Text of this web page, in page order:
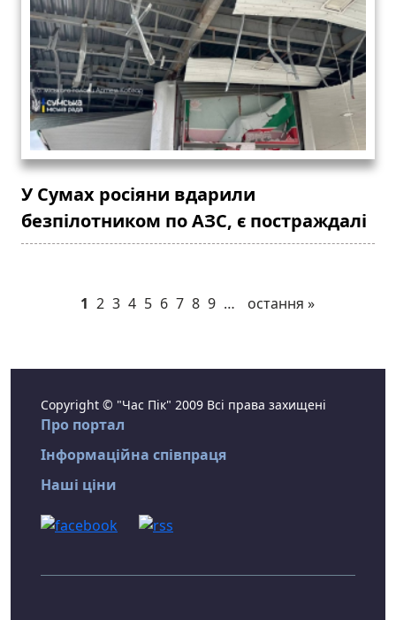
У Сумах росіяни вдарили
безпілотником по АЗС, є постраждалі
1 2 3 4 5 6 7 8 9 … остання »
Copyright © "Час Пік" 2009 Всі права захищені
Про портал
Інформаційна співпраця
Наші ціни